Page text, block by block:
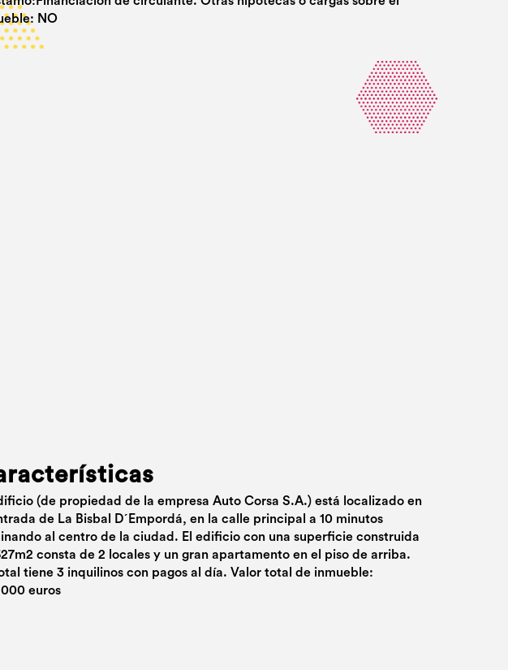
NO
(de propiedad de la empresa Auto Corsa S.A.) está localizado en
de La Bisbal D´Empordá, en la calle principal a 10 minutos
al centro de la ciudad. El edificio con una superficie construida
consta de 2 locales y un gran apartamento en el piso de arriba.
tiene 3 inquilinos con pagos al día. Valor total de inmueble:
euros